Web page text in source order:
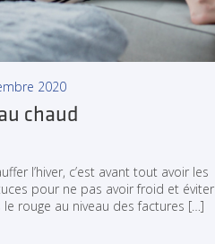
2020
chaud
l’hiver, c’est avant tout avoir les
pour ne pas avoir froid et éviter
le rouge au niveau des factures […]